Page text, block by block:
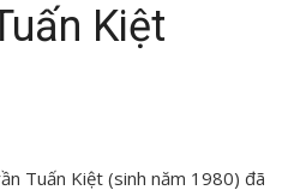
Kiệt
Tuấn Kiệt (sinh năm 1980) đã